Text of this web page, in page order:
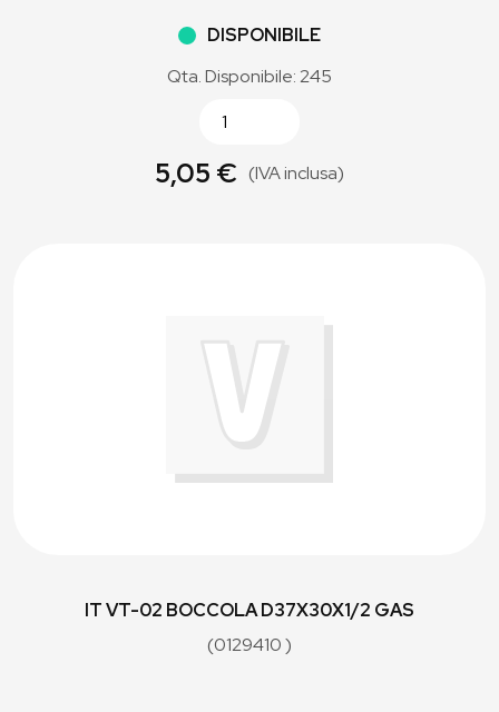
DISPONIBILE
Qta. Disponibile: 245
5,05 € (IVA inclusa)
IT VT-02 BOCCOLA D37X30X1/2 GAS
(0129410 )